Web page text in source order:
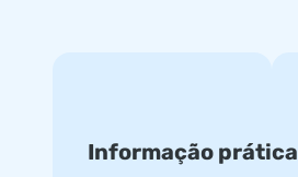
Informação prática